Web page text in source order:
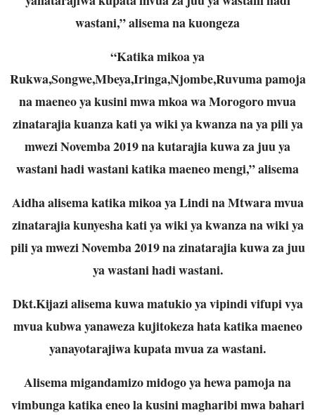
wastani,” alisema na kuongeza
“Katika mikoa ya
Rukwa,Songwe,Mbeya,Iringa,Njombe,Ruvuma pamoja
na maeneo ya kusini mwa mkoa wa Morogoro mvua
zinatarajia kuanza kati ya wiki ya kwanza na ya pili ya
mwezi Novemba 2019 na kutarajia kuwa za juu ya
wastani hadi wastani katika maeneo mengi,” alisema
Aidha alisema katika mikoa ya Lindi na Mtwara mvua
zinatarajia kunyesha kati ya wiki ya kwanza na wiki ya
pili ya mwezi Novemba 2019 na zinatarajia kuwa za juu
ya wastani hadi wastani.
Dkt.Kijazi alisema kuwa matukio ya vipindi vifupi vya
mvua kubwa yanaweza kujitokeza hata katika maeneo
yanayotarajiwa kupata mvua za wastani.
Alisema migandamizo midogo ya hewa pamoja na
vimbunga katika eneo la kusini magharibi mwa bahari